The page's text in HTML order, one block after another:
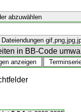
abzuwählen
in BB-Code